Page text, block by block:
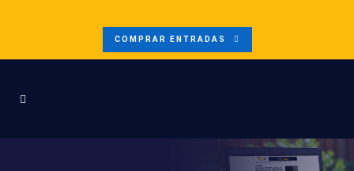
COMPRAR ENTRADAS